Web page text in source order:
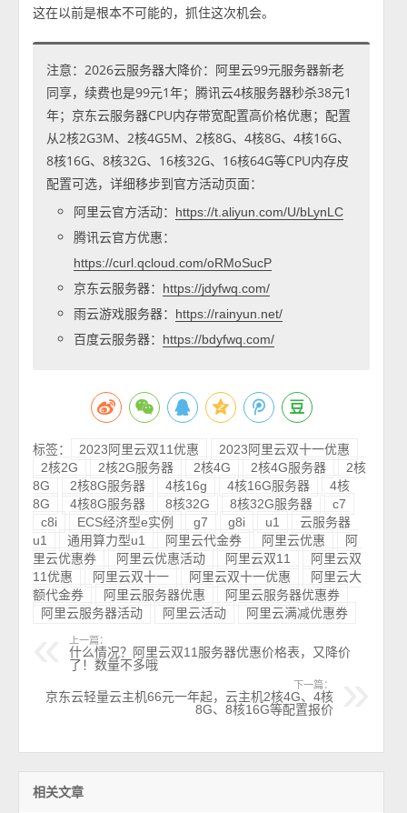
这在以前是根本不可能的，抓住这次机会。
注意：2026云服务器大降价：阿里云99元服务器新老
同享，续费也是99元1年；腾讯云4核服务器秒杀38元1
年；京东云服务器CPU内存带宽配置高价格优惠；配置
从2核2G3M、2核4G5M、2核8G、4核8G、4核16G、
8核16G、8核32G、16核32G、16核64G等CPU内存皮
配置可选，详细移步到官方活动页面：
阿里云官方活动：
https://t.aliyun.com/U/bLynLC
腾讯云官方优惠：
https://curl.qcloud.com/oRMoSucP
京东云服务器： https://jdyfwq.com/
雨云游戏服务器： https://rainyun.net/
百度云服务器： https://bdyfwq.com/
标签： 2023阿里云双11优惠
2023阿里云双十一优惠
2核2G
2核2G服务器 2核4G 2核4G服务器
2核
8G
2核8G服务器 4核16g 4核16G服务器
4核
8G
4核8G服务器 8核32G 8核32G服务器
c7
c8i
ECS经济型e实例 g7 g8i u1
云服务器
u1
通用算力型u1 阿里云代金券 阿里云优惠
阿
里云优惠券
阿里云优惠活动 阿里云双11
阿里云双
11优惠
阿里云双十一 阿里云双十一优惠
阿里云大
额代金券
阿里云服务器优惠
阿里云服务器优惠券
阿里云服务器活动
阿里云活动 阿里云满减优惠券
上一篇：
什么情况？阿里云双11服务器优惠价格表，又降价
了！数量不多哦
下一篇：
京东云轻量云主机66元一年起，云主机2核4G、4核
8G、8核16G等配置报价
相关文章